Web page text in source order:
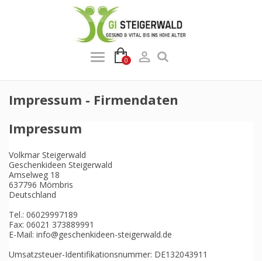
0 
Impressum - Firmendaten
Impressum
Volkmar Steigerwald
Geschenkideen Steigerwald
Amselweg 18
637796 Mömbris
Deutschland
Tel.: 06029997189
Fax: 06021 373889991
E-Mail: info@geschenkideen-steigerwald.de
Umsatzsteuer-Identifikationsnummer: DE132043911